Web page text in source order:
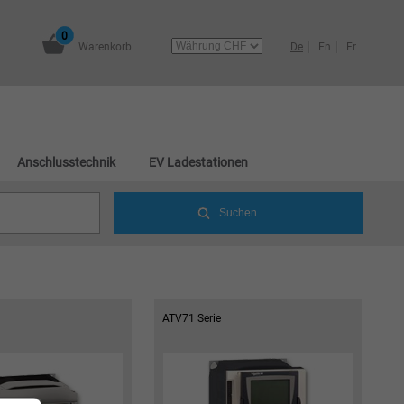
De En Fr
0
Warenkorb
Anschlusstechnik EV Ladestationen
ATV71 Serie